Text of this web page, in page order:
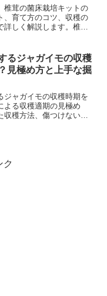
椎茸の菌床栽培キットの
、育て方のコツ、収穫の
詳しく解説します。椎茸
て家庭で椎茸を栽培でき
です。菌床は...
るジャガイモの収穫
見極め方と上手な掘
ジャガイモの収穫時期を
よる収穫適期の見極め
穫方法、傷つけない掘
ク